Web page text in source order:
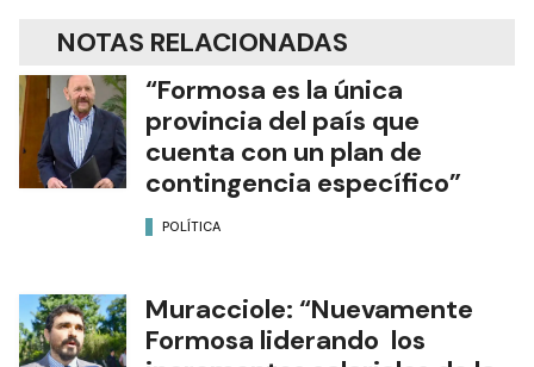
NOTAS RELACIONADAS
“Formosa es la única
provincia del país que
cuenta con un plan de
contingencia específico”
POLÍTICA
Muracciole: “Nuevamente
Formosa liderando los